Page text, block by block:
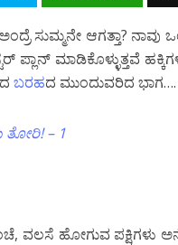
ಸುಮ್ಮನೇ ಆಗತ್ತಾ? ನಾವು
ಪ್ಲಾನ್ ಮಾಡಿಕೊಳ್ಳುತ್ತವೆ
ಬರಹದ ಮುಂದುವರಿದ ಭಾಗ….
ತೋರಿ! – 1
ಹೋಗುವ ಪಕ್ಷಿಗಳು